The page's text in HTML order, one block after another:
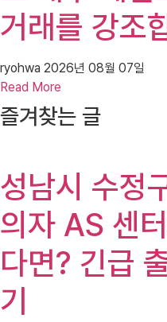
거래를 강조
ryohwa 2026년 08월 07일
Read More
즐겨찾는 글
성남시 수정
의자 AS 센
다면? 긴급
기